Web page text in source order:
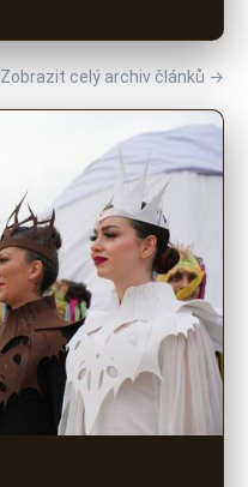
Zobrazit celý archiv článků →